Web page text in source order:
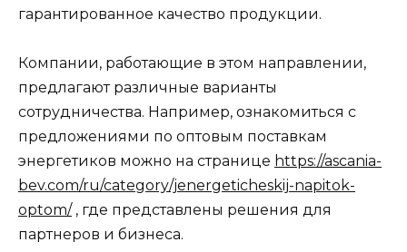
гарантированное качество продукции.
Компании, работающие в этом направлении,
предлагают различные варианты
сотрудничества. Например, ознакомиться с
предложениями по оптовым поставкам
энергетиков можно на странице https://ascania-
bev.com/ru/category/jenergeticheskij-napitok-
optom/, где представлены решения для
партнеров и бизнеса.